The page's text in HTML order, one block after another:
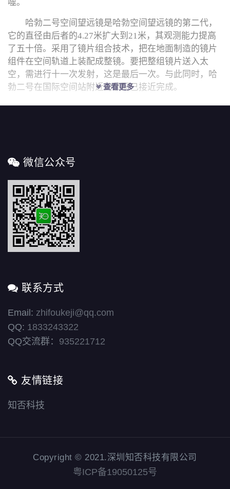
噬。
哈勃二号空间望远镜是哈勃空间望远镜的第二代，
它的直径由后者的4.27米扩大到21米，其观测能力提高
了五十倍。采用了镜片组合技术，把在地面制造的镜片
组件在空间轨道上装配成整镜。要把整组镜片送入太
空，需进行十一次发射，这是最后一次。与此同时，哈
勃二号在国际空间站附近的装配已接近完成。
查看更多
微信公众号
联系方式
Email: zhifoukeji@qq.com
QQ: 1833243322
QQ交流群： 935221712
友情链接
知否科技
Copyright © 2021.深圳知否科技有限公司
粤ICP备19050125号